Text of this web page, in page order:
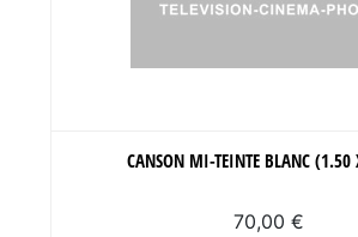
CANSON MI-TEINTE BLANC
70,00 €